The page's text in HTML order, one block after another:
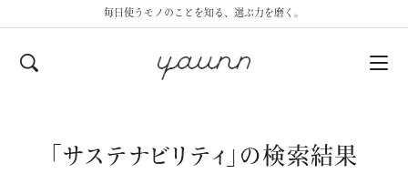
毎日使うモノのことを知る、選ぶ力を磨く。
「 サステナビリティ 」の検索結果